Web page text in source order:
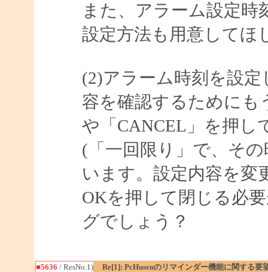
また、アラーム設定
設定方法も用意してほ
(2)アラーム時刻を設
容を確認するためにも
や「CANCEL」を押し
(「一回限り」で、そ
います。設定内容を変
OKを押して閉じる必
グでしょう？
■5636 / ResNo.1) Re[1]: PcHusenのリマインダー機能に関する要